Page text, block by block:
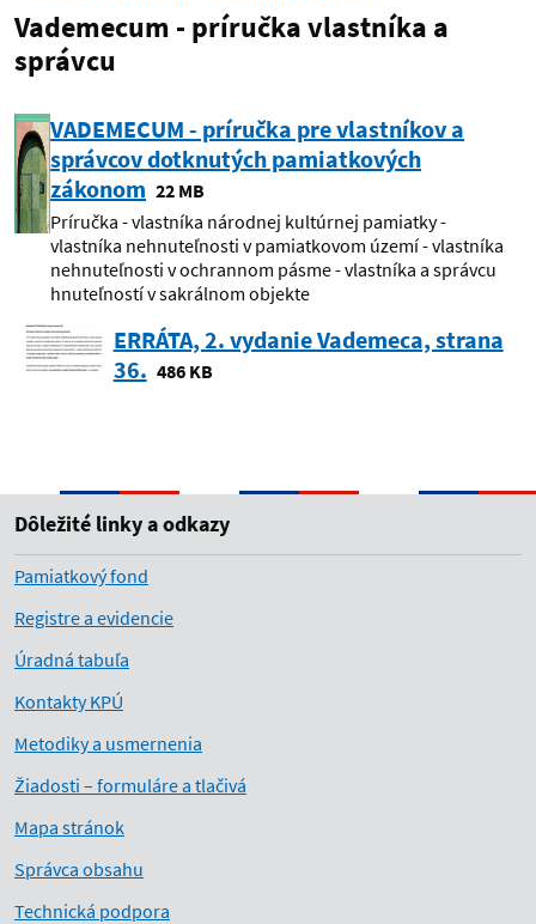
Vademecum - príručka vlastníka a
správcu
VADEMECUM - príručka pre vlastníkov a
správcov dotknutých pamiatkových
zákonom 22 MB
Príručka - vlastníka národnej kultúrnej pamiatky -
vlastníka nehnuteľnosti v pamiatkovom území - vlastníka
nehnuteľnosti v ochrannom pásme - vlastníka a správcu
hnuteľností v sakrálnom objekte
ERRÁTA, 2. vydanie Vademeca, strana
36. 486 KB
Dôležité linky a odkazy
Pamiatkový fond
Registre a evidencie
Úradná tabuľa
Kontakty KPÚ
Metodiky a usmernenia
Žiadosti – formuláre a tlačivá
Mapa stránok
Správca obsahu
Technická podpora